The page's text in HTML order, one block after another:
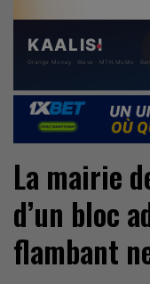
La mairie
d’un bloc
flambant